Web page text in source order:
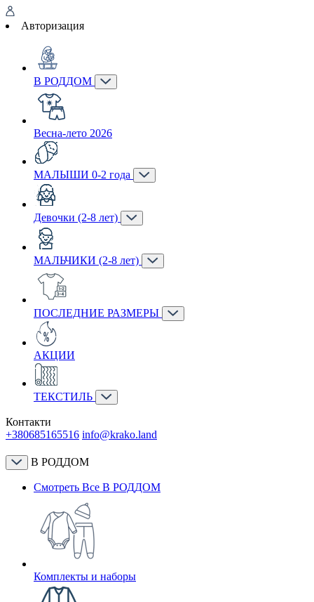
Авторизация
В РОДДОМ
Весна-лето 2026
МАЛЫШИ 0-2 года
Девочки (2-8 лет)
МАЛЬЧИКИ (2-8 лет)
ПОСЛЕДНИЕ РАЗМЕРЫ
АКЦИИ
ТЕКСТИЛЬ
Контакти
+380685165516 info@krako.land
В РОДДОМ
Смотреть Все В РОДДОМ
Комплекты и наборы